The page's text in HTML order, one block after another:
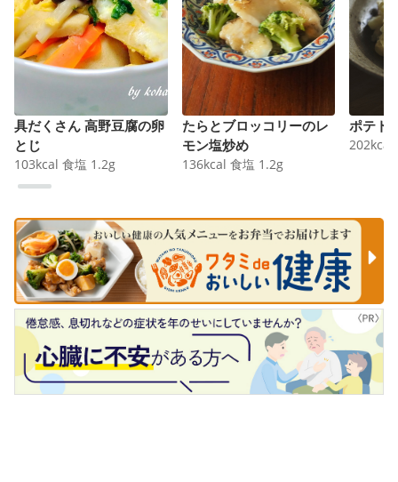
具だくさん 高野豆腐の卵
とじ
103kcal 食塩 1.2g
たらとブロッコリーのレ
モン塩炒め
136kcal 食塩 1.2g
ポテト
202kcal